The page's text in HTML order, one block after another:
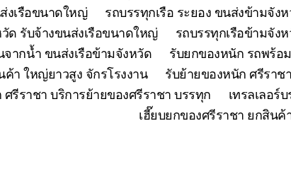
งเรือขนาดใหญ่
รถบรรทุกเรือ ระยอง ขนส่งข้ามจัง
ด รับจ้างขนส่งเรือขนาดใหญ่
รถบรรทุกเรือข้ามจัง
ากน้ำ ขนส่งเรือข้ามจังหวัด
รับยกของหนัก รถพร้อ
า ใหญ่ยาวสูง จักรโรงงาน
รับย้ายของหนัก ศรีราช
รีราชา บริการย้ายของศรีราชา บรรทุก
เทรลเลอร์
เฮี๊ยบยกของศรีราชา ยกสินค้